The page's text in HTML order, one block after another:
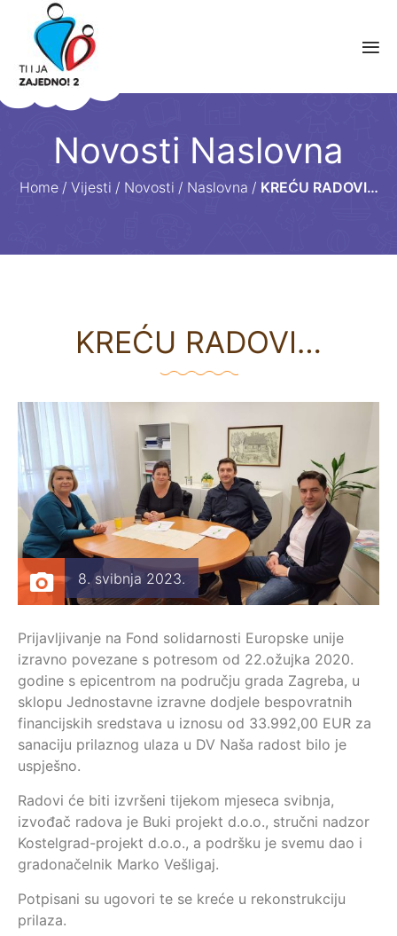
Novosti Naslovna
Home / Vijesti / Novosti / Naslovna / KREĆU RADOVI…
KREĆU RADOVI…
8. svibnja 2023.
Prijavljivanje na Fond solidarnosti Europske unije
izravno povezane s potresom od 22.ožujka 2020.
godine s epicentrom na području grada Zagreba, u
sklopu Jednostavne izravne dodjele bespovratnih
financijskih sredstava u iznosu od 33.992,00 EUR za
sanaciju prilaznog ulaza u DV Naša radost bilo je
uspješno.
Radovi će biti izvršeni tijekom mjeseca svibnja,
izvođač radova je Buki projekt d.o.o., stručni nadzor
Kostelgrad-projekt d.o.o., a podršku je svemu dao i
gradonačelnik Marko Vešligaj.
Potpisani su ugovori te se kreće u rekonstrukciju
prilaza.